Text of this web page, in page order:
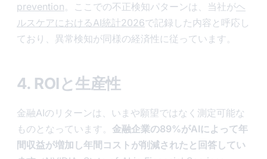
prevention 。ここでの不正検知パターンは、当社がヘ
ルスケアにおけるAI統計2026で記録した内容と呼応し
ており、異常検知が同様の経済性に従っています。
4. ROIと生産性
金融AIのリターンは、いまや願望ではなく測定可能な
ものとなっています。 金融企業の89%がAIによって年
間収益が増加し年間コストが削減されたと回答してい